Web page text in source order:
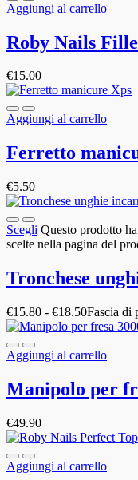
Aggiungi al carrello
Roby Nails
€15.00
Aggiungi al carrello
Ferretto
€5.50
Scegli Questo prodotto
scelte nella pagina del
Tronchese
€15.80 - €18.50Fascia di
Aggiungi al carrello
Manipolo per
€49.90
Aggiungi al carrello